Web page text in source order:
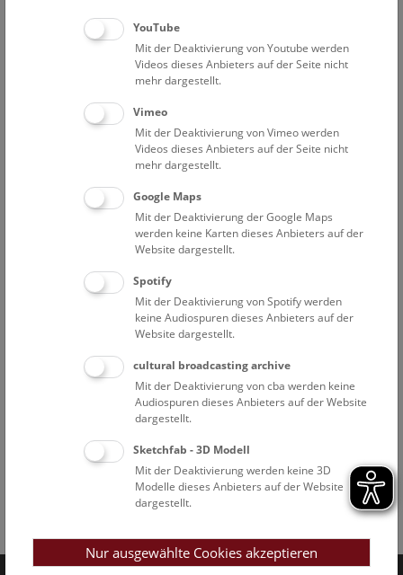
Eine Nacht im Museum
YouTube
Mit der Deaktivierung von Youtube werden
Videos dieses Anbieters auf der Seite nicht
mehr dargestellt.
Vimeo
Mit der Deaktivierung von Vimeo werden
Videos dieses Anbieters auf der Seite nicht
mehr dargestellt.
Google Maps
Mit der Deaktivierung der Google Maps
werden keine Karten dieses Anbieters auf der
Website dargestellt.
Spotify
Mit der Deaktivierung von Spotify werden
keine Audiospuren dieses Anbieters auf der
Website dargestellt.
cultural broadcasting archive
Mit der Deaktivierung von cba werden keine
Audiospuren dieses Anbieters auf der Website
dargestellt.
Sketchfab - 3D Modell
Mit der Deaktivierung werden keine 3D
Modelle dieses Anbieters auf der Website
dargestellt.
Nur ausgewählte Cookies akzeptieren